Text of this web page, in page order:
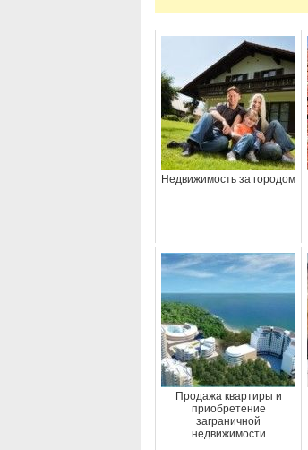
Недвижимость за городом
Продажа квартиры и
приобретение
заграничной
недвижимости